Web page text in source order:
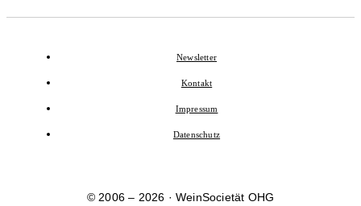
Newsletter
Kontakt
Impressum
Datenschutz
© 2006 – 2026 · WeinSocietät OHG